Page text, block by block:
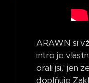
ARAWN si
intro je
orali jsi,' jen
doplňuje